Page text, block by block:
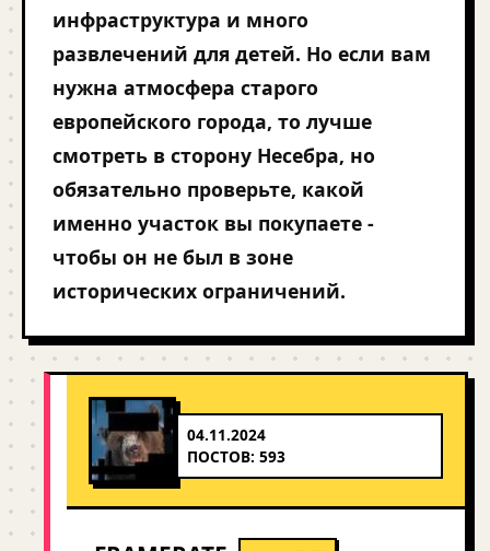
инфраструктура и много
развлечений для детей. Но если вам
нужна атмосфера старого
европейского города, то лучше
смотреть в сторону Несебра, но
обязательно проверьте, какой
именно участок вы покупаете -
чтобы он не был в зоне
исторических ограничений.
04.11.2024
ПОСТОВ: 593